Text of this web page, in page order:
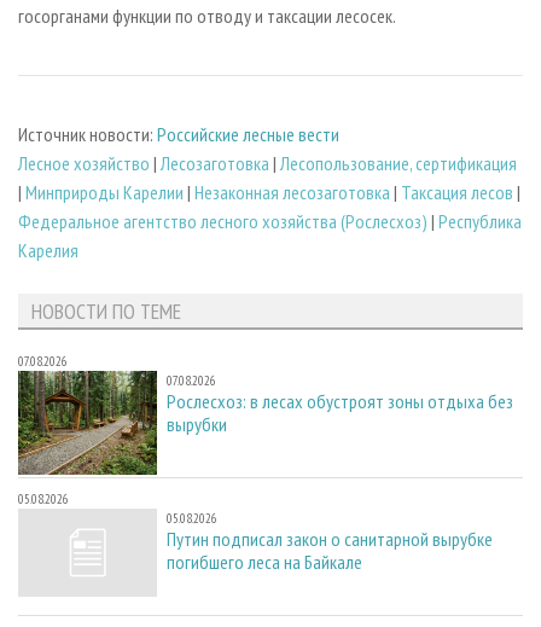
госорганами функции по отводу и таксации лесосек.
Источник новости: Российские лесные вести
Лесное хозяйство |Лесозаготовка |Лесопользование, сертификация
| Минприроды Карелии | Незаконная лесозаготовка | Таксация лесов |
Федеральное агентство лесного хозяйства (Рослесхоз) | Республика
Карелия
НОВОСТИ ПО ТЕМЕ
07.08.2026
07.08.2026
Рослесхоз: в лесах обустроят зоны отдыха без
вырубки
05.08.2026
05.08.2026
Путин подписал закон о санитарной вырубке
погибшего леса на Байкале